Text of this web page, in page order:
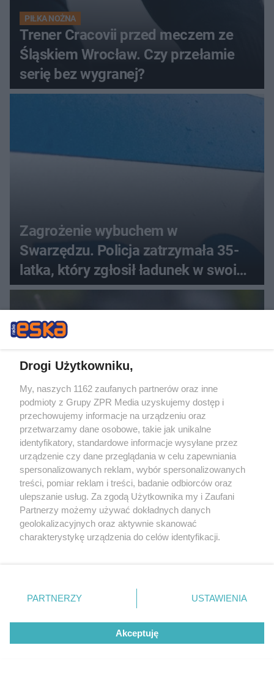
PIŁKA NOŻNA
Trener Cracovii przed meczem ze
Śląskiem Wrocław. Czy przełamie
serię bez wygranej?
Zagrożenie wybuchem w
Swarzędzu. Policja zatrzymała 35-
latka, który zgłosił ładunek w swoim
aucie
Oszustwo w powiecie trzebnickim.
Małżeństwo seniorów straciło 240
000 zł
ZOBACZ WIĘCEJ
Drogi Użytkowniku,
My, naszych 1162 zaufanych partnerów oraz inne
podmioty z Grupy ZPR Media uzyskujemy dostęp i
przechowujemy informacje na urządzeniu oraz
przetwarzamy dane osobowe, takie jak unikalne
identyfikatory, standardowe informacje wysyłane przez
urządzenie czy dane przeglądania w celu zapewniania
spersonalizowanych reklam, wybór spersonalizowanych
treści, pomiar reklam i treści, badanie odbiorców oraz
ulepszanie usług. Za zgodą Użytkownika my i Zaufani
Partnerzy możemy używać dokładnych danych
geolokalizacyjnych oraz aktywnie skanować
charakterystykę urządzenia do celów identyfikacji.
zmienić/wycofać klikając przycisk ustawień prywatności
znajdujący się w lewym dolnym rogu strony
rodzaje przetwarzania danych nie wymagają zgody
użytkownika, ale masz prawo sprzeciwić się takiemu
przetwarzaniu. Preferencje będą miały zastosowanie tylko
PARTNERZY USTAWIENIA
Akceptuję